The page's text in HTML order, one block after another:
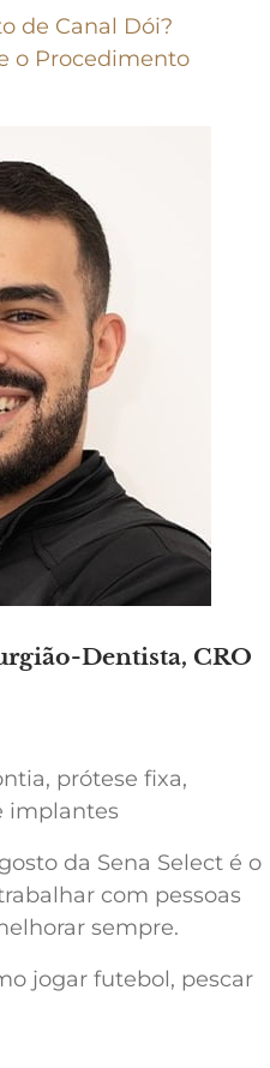
de Canal Dói?
o Procedimento
Dentista, CRO
prótese fixa,
implantes
da Sena Select é o
com pessoas
sempre.
jogar futebol, pescar